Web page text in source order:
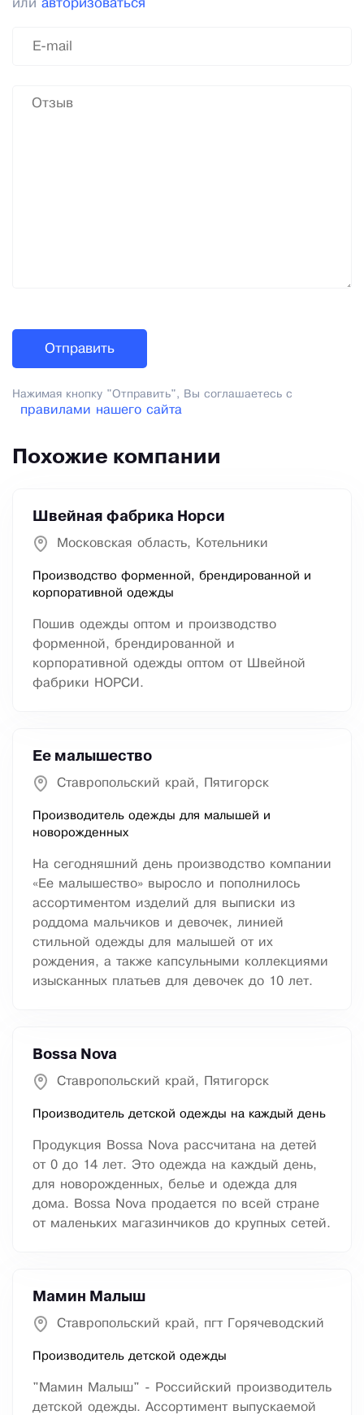
или авторизоваться
Нажимая кнопку "Отправить", Вы соглашаетесь с
правилами нашего сайта
Похожие компании
Швейная фабрика Норси
Московская область, Котельники
Производство форменной, брендированной и
корпоративной одежды
Пошив одежды оптом и производство
форменной, брендированной и
корпоративной одежды оптом от Швейной
фабрики НОРСИ.
Ее малышество
Ставропольский край, Пятигорск
Производитель одежды для малышей и
новорожденных
На сегодняшний день производство компании
«Ее малышество» выросло и пополнилось
ассортиментом изделий для выписки из
роддома мальчиков и девочек, линией
стильной одежды для малышей от их
рождения, а также капсульными коллекциями
изысканных платьев для девочек до 10 лет.
Bossa Nova
Ставропольский край, Пятигорск
Производитель детской одежды на каждый день
Продукция Bossa Nova рассчитана на детей
от 0 до 14 лет. Это одежда на каждый день,
для новорожденных, белье и одежда для
дома. Bossa Nova продается по всей стране
от маленьких магазинчиков до крупных сетей.
Мамин Малыш
Ставропольский край, пгт Горячеводский
Производитель детской одежды
"Мамин Малыш" - Российский производитель
детской одежды. Ассортимент выпускаемой